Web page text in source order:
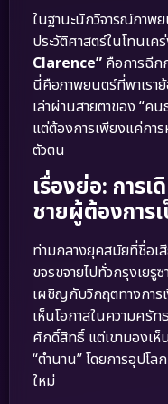
ในฐานะนักวิจารณ์ภาพ
ประวัติศาสตร์ในโทนเ
Clarence” คือการฉีก
นี่คือภาพยนตร์ที่พาเรา
เล่าผ่านสายตาของ “ค
แต่ต้องการเพียงแค่กา
ตัวตน
เรื่องย่อ: การ
ชายผู้ต้องการ
ท่ามกลางยุคสมัยที่ชื่อเสี
ขจรขจายไปทั่วกรุงเยรู
เผชิญกับวิกฤตทางการ
เห็นโอกาสในความศรัท
ศักดิ์สิทธิ์ แต่เขามองเห็
“ตำนาน” โดยการอุปโ
ใหม่